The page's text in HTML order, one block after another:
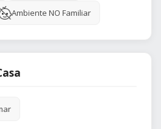
Ambiente NO Familiar